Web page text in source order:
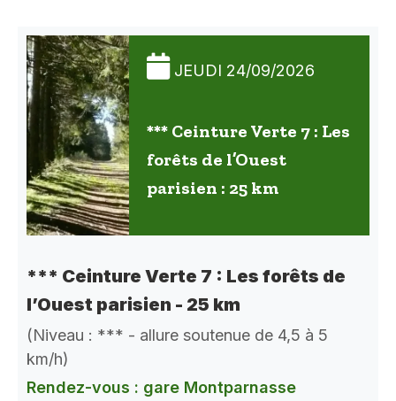
JEUDI 24/09/2026
*** Ceinture Verte 7 : Les
forêts de l’Ouest
parisien : 25 km
*** Ceinture Verte 7 : Les forêts de
l’Ouest parisien - 25 km
(Niveau : *** - allure soutenue de 4,5 à 5
km/h)
Rendez-vous : gare Montparnasse